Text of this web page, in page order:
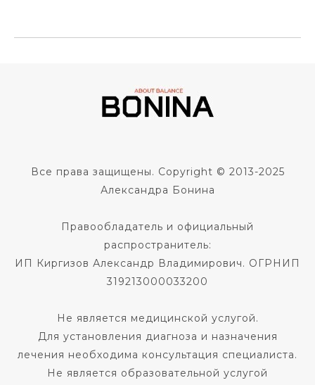
Все права защищены. Copyright © 2013-2025
Александра Бонина
Правообладатель и официальный
распространитель:
ИП Киргизов Александр Владимирович. ОГРНИП
319213000033200
Не является медицинской услугой.
Для установления диагноза и назначения
лечения необходима консультация специалиста.
Не является образовательной услугой